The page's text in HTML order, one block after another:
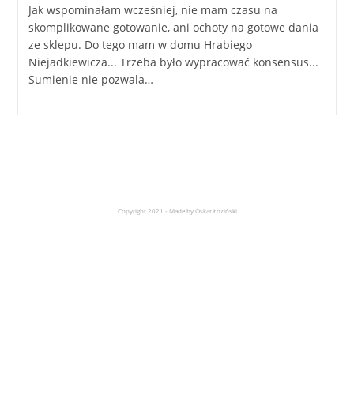
Jak wspominałam wcześniej, nie mam czasu na
skomplikowane gotowanie, ani ochoty na gotowe dania
ze sklepu. Do tego mam w domu Hrabiego
Niejadkiewicza... Trzeba było wypracować konsensus...
Sumienie nie pozwala…
Copyright 2021 - Made by Oskar Łoziński